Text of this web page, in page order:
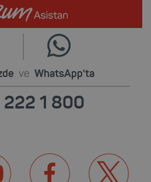
ve WhatsApp'ta
1 800